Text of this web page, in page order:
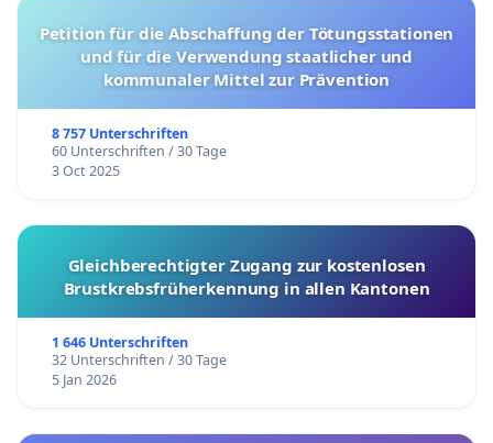
Petition für die Abschaffung der Tötungsstationen
und für die Verwendung staatlicher und
kommunaler Mittel zur Prävention
8 757 Unterschriften
60 Unterschriften / 30 Tage
3 Oct 2025
Gleichberechtigter Zugang zur kostenlosen
Brustkrebsfrüherkennung in allen Kantonen
1 646 Unterschriften
32 Unterschriften / 30 Tage
5 Jan 2026